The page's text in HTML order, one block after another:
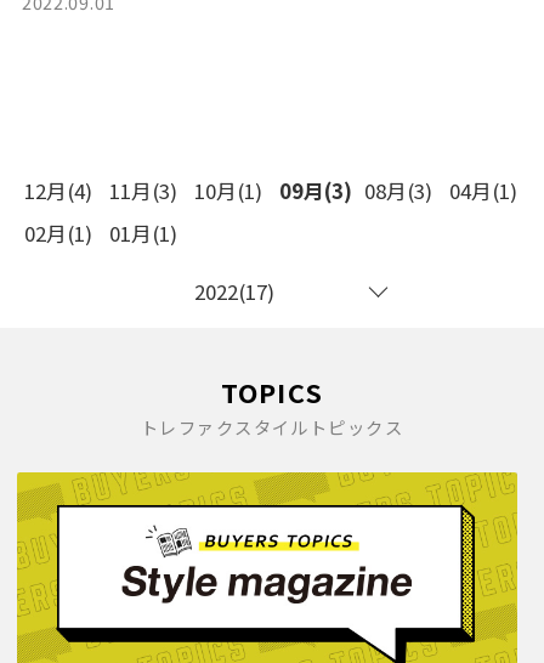
12月(4) 11月(3) 10月(1) 09月(3) 08月(3)
04月(1)
02月(1)
01月(1)
2022(17)
TOPICS
トレファクスタイルトピックス